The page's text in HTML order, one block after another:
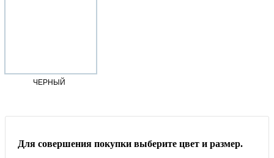
ЧЕРНЫЙ
Для совершения покупки выберите цвет и размер.